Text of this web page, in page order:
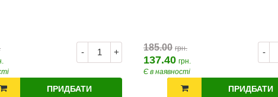
- +
ПРИДБАТИ
-
185.00 грн.
137.40 грн.
Є в наявності
ПРИДБАТИ